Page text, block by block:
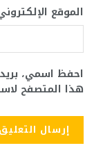
الموقع
احفظ اسمي،
هذا المتصفح